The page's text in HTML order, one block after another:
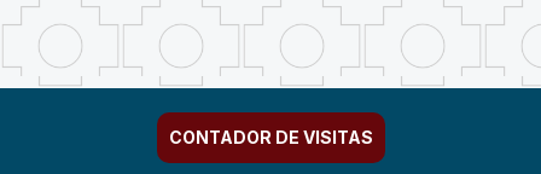
CONTADOR DE VISITAS